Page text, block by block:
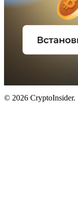
© 2026 CryptoInsider.